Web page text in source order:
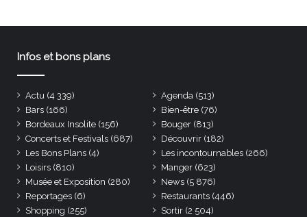
Infos et bons plans
Actu (4 339) Agenda (513)
Bars (166) Bien-être (76)
Bordeaux Insolite (156) Bouger (813)
Concerts et Festivals (687) Découvrir (182)
Les Bons Plans (4) Les incontournables (266)
Loisirs (810) Manger (623)
Musée et Exposition (280) News (5 876)
Reportages (6) Restaurants (446)
Shopping (255) Sortir (2 504)